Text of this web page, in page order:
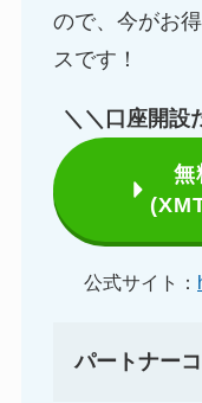
ので、今がお
スです！
＼＼口座開設
無
公式サイト：
パートナー